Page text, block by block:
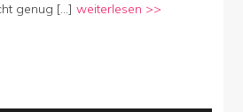
genug […] weiterlesen >>